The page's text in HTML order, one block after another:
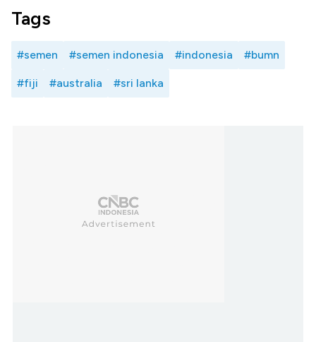
Tags
#semen #semen indonesia #indonesia #bumn
#fiji #australia #sri lanka